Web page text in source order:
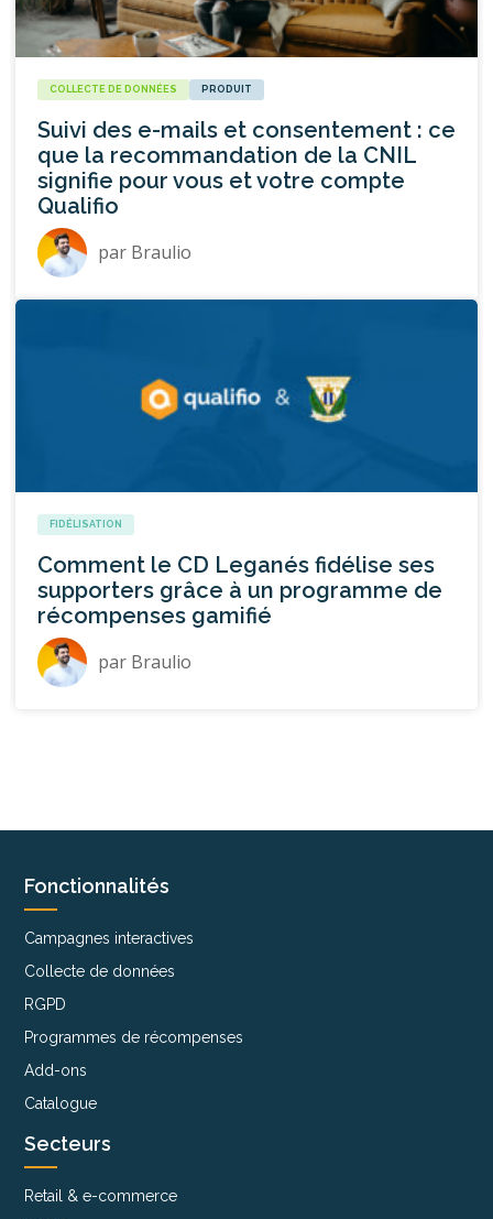
COLLECTE DE DONNÉES PRODUIT
Suivi des e-mails et consentement : ce
que la recommandation de la CNIL
signifie pour vous et votre compte
Qualifio
par Braulio
FIDÉLISATION
Comment le CD Leganés fidélise ses
supporters grâce à un programme de
récompenses gamifié
par Braulio
Fonctionnalités
Campagnes interactives
Collecte de données
RGPD
Programmes de récompenses
Add-ons
Catalogue
Secteurs
Retail & e-commerce